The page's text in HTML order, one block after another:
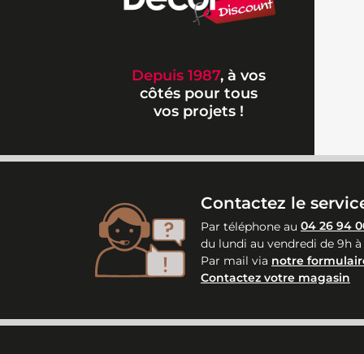
Depuis 1987, à vos
côtés pour tous
vos projets !
Contactez le
Par téléphone au 04 26 94
du lundi au vendredi de 9h à
Par mail via notre
Contactez votre magasin